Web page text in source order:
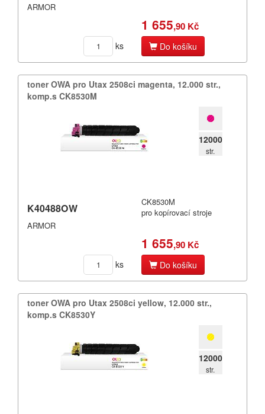
Mannesmann Tally
Mectec
More
NEC
Nixdorf
Olivetti
Panasonic
Philips
ARMOR
1 655,90 Kč
ks Do košíku
toner OWA pro Utax 2508ci magenta,​ 12.​000 str.​,​
komp.​s CK8530M
12000
str.
K40488OW
ARMOR
CK8530M
pro kopírovací stroje
1 655,90 Kč
ks Do košíku
toner OWA pro Utax 2508ci yellow,​ 12.​000 str.​,​
komp.​s CK8530Y
12000
str.